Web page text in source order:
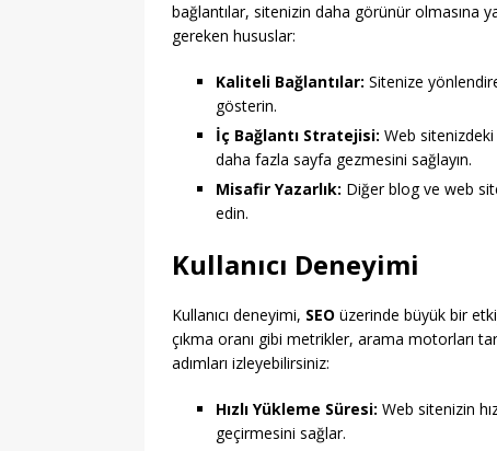
bağlantılar, sitenizin daha görünür olmasına
gereken hususlar:
Kaliteli Bağlantılar: Sitenize
gösterin.
İç Bağlantı Stratejisi: Web sitenizdeki
daha fazla sayfa gezmesini sağlayın.
Misafir Yazarlık: Diğer blog ve web
edin.
Kullanıcı Deneyimi
Kullanıcı deneyimi, SEO üzerinde büyük bir
çıkma oranı gibi metrikler, arama motorları
adımları izleyebilirsiniz:
Hızlı Yükleme Süresi: Web sitenizin
geçirmesini sağlar.